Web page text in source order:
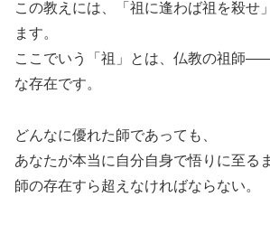
この教えには、「祖に逢わば祖を殺せ
ます。
ここでいう「祖」とは、仏教の祖師
な存在です。
どんなに優れた師であっても、
あなたが本当に自分自身で悟りに至る
師の存在すら超えなければならない。